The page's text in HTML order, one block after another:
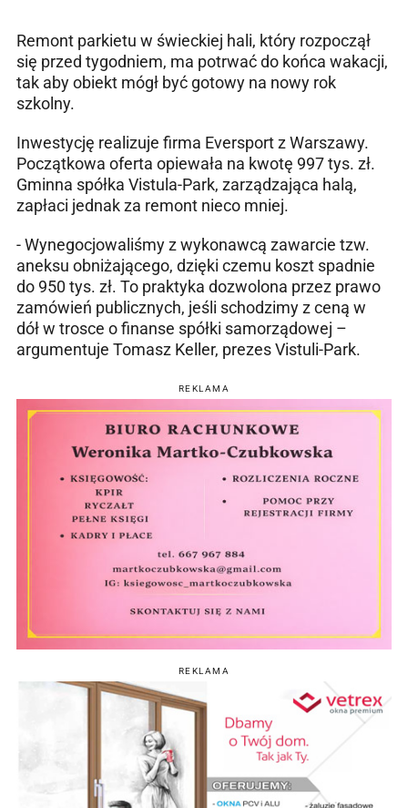
Remont parkietu w świeckiej hali, który rozpoczął
się przed tygodniem, ma potrwać do końca wakacji,
tak aby obiekt mógł być gotowy na nowy rok
szkolny.
Inwestycję realizuje firma Eversport z Warszawy.
Początkowa oferta opiewała na kwotę 997 tys. zł.
Gminna spółka Vistula-Park, zarządzająca halą,
zapłaci jednak za remont nieco mniej.
- Wynegocjowaliśmy z wykonawcą zawarcie tzw.
aneksu obniżającego, dzięki czemu koszt spadnie
do 950 tys. zł. To praktyka dozwolona przez prawo
zamówień publicznych, jeśli schodzimy z ceną w
dół w trosce o finanse spółki samorządowej –
argumentuje Tomasz Keller, prezes Vistuli-Park.
REKLAMA
REKLAMA